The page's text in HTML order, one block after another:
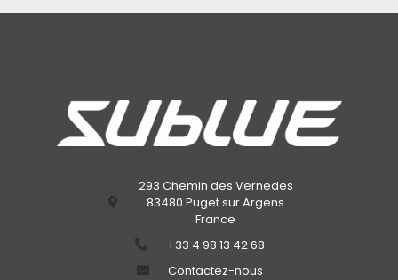
293 Chemin des Vernedes
83480 Puget sur Argens
France
‭+33 4 98 13 42 68‬
Contactez-nous